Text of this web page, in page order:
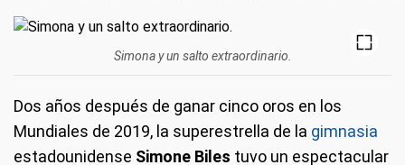
Simona y un salto extraordinario.
Dos años después de ganar cinco oros en los
Mundiales de 2019, la superestrella de la gimnasia
estadounidense Simone Biles tuvo un espectacular